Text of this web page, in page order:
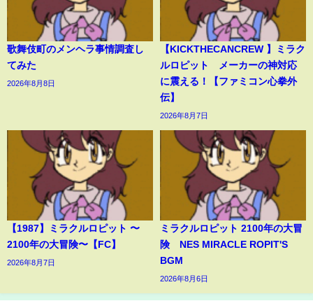
歌舞伎町のメンヘラ事情調査し
てみた
2026年8月8日
【KICKTHECANCREW 】ミラク
ルロピット メーカーの神対応
に震える！【ファミコン心拳外
伝】
2026年8月7日
【1987】ミラクルロピット 〜
2100年の大冒険〜【FC】
2026年8月7日
ミラクルロピット 2100年の大冒
険 NES MIRACLE ROPIT'S
BGM
2026年8月6日